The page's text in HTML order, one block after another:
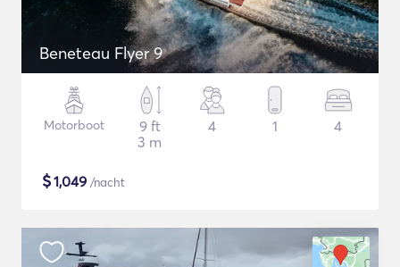
Beneteau Flyer 9
Motorboot
9 ft
3 m
4 1 4
$1,049 /nacht